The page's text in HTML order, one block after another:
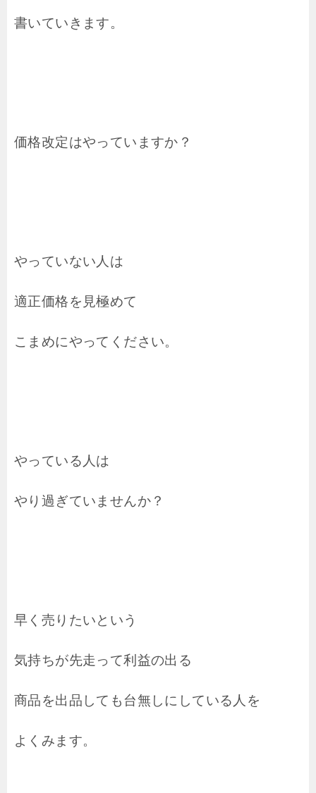
書いていきます。
価格改定はやっていますか？
やっていない人は
適正価格を見極めて
こまめにやってください。
やっている人は
やり過ぎていませんか？
早く売りたいという
気持ちが先走って利益の出る
商品を出品しても台無しにしている人を
よくみます。